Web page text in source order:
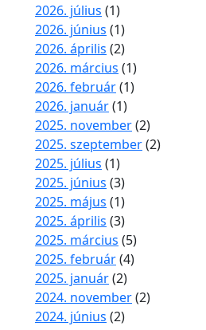
2026. július (1)
2026. június (1)
2026. április (2)
2026. március (1)
2026. február(1)
2026. január(1)
2025. november(2)
2025. szeptember(2)
2025. július (1)
2025. június (3)
2025. május (1)
2025. április (3)
2025. március (5)
2025. február(4)
2025. január(2)
2024. november(2)
2024. június (2)